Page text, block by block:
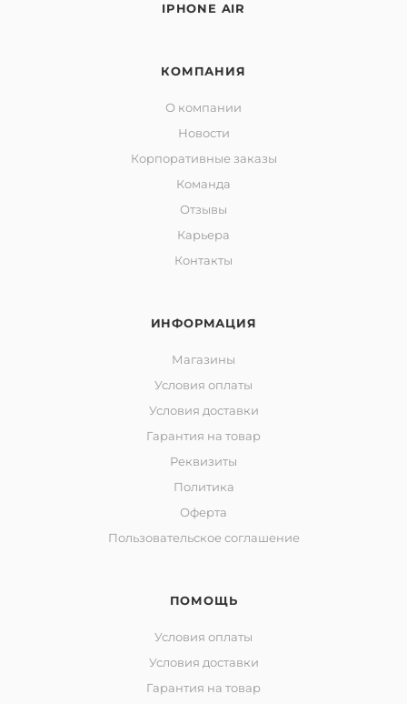
IPHONE AIR
КОМПАНИЯ
О компании
Новости
Корпоративные заказы
Команда
Отзывы
Карьера
Контакты
ИНФОРМАЦИЯ
Магазины
Условия оплаты
Условия доставки
Гарантия на товар
Реквизиты
Политика
Оферта
Пользовательское соглашение
ПОМОЩЬ
Условия оплаты
Условия доставки
Гарантия на товар